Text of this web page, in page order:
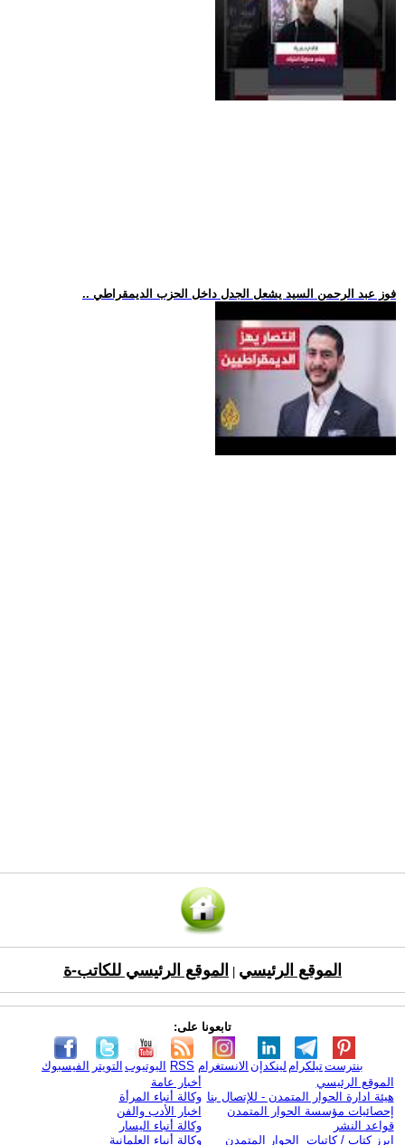
.. فوز عبد الرحمن السيد يشعل الجدل داخل الحزب الديمقراطي
الموقع الرئيسي الموقع الرئيسي للكاتب-ة
تابعونا على:
الفيسبوك التويتر اليوتيوب RSS الانستغرام لينكدإن تيلكرامبنترست
الموقع الرئيسي
هيئة ادارة الحوار المتمدن - للإتصال بنا
إحصائيات مؤسسة الحوار المتمدن
قواعد النشر
ابرز كتاب / كاتبات الحوار المتمدن
أخبار عامة
وكالة أنباء المرأة
اخبار الأدب والفن
وكالة أنباء اليسار
وكالة أنباء العلمانية